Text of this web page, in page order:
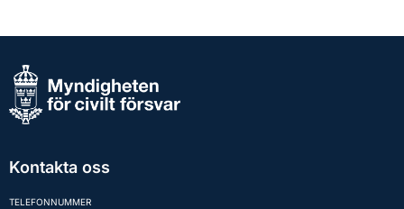
Kontakta oss
TELEFONNUMMER